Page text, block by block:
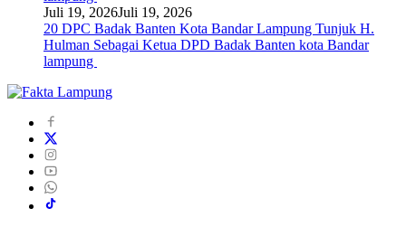
Juli 19, 2026Juli 19, 2026
20 DPC Badak Banten Kota Bandar Lampung Tunjuk H.
Hulman Sebagai Ketua DPD Badak Banten kota Bandar
lampung